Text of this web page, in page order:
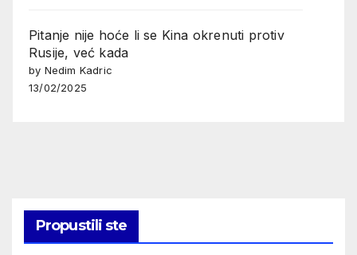
Pitanje nije hoće li se Kina okrenuti protiv
Rusije, već kada
by Nedim Kadric
13/02/2025
Propustili ste